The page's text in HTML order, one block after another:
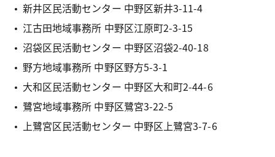
新井区民活動センター 中野区新井3-11-4
江古田地域事務所 中野区江原町2-3-15
沼袋区民活動センター 中野区沼袋2-40-18
野方地域事務所 中野区野方5-3-1
大和区民活動センター 中野区大和町2-44-6
鷺宮地域事務所 中野区鷺宮3-22-5
上鷺宮区民活動センター 中野区上鷺宮3-7-6